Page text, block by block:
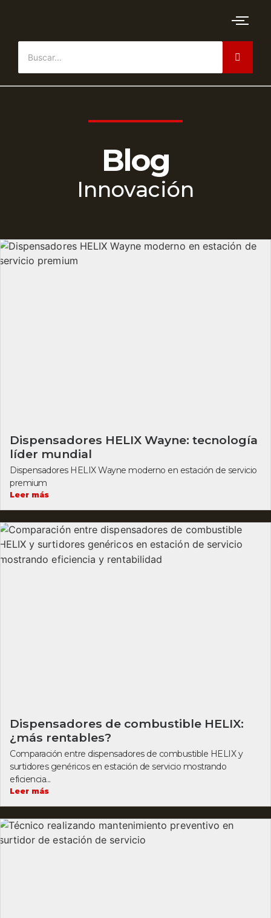
Blog
Innovación
Dispensadores HELIX Wayne: tecnología
líder mundial
Dispensadores HELIX Wayne moderno en estación de servicio
premium
Leer más
Dispensadores de combustible HELIX:
¿más rentables?
Comparación entre dispensadores de combustible HELIX y
surtidores genéricos en estación de servicio mostrando
eficiencia...
Leer más